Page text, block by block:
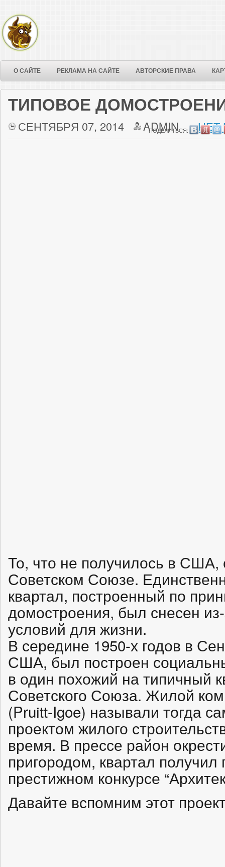
О САЙТЕ РЕКЛАМА НА САЙТЕ АВТОРСКИЕ ПРАВА
ТИПОВОЕ
СЕНТЯБРЯ 07, 2014 ADMIN НЕТ
ПОДЕЛИТЬСЯ:
То, что не получилось в США,
Советском Союзе.
квартал, построенный по
домостроения, был снесен
условий для жизни.
В середине 1950-х годов в
США, был построен
в один похожий на типичный
Советского Союза. Жилой
(Pruitt-Igoe) называли тогда
проектом жилого
время. В прессе район
пригородом, квартал
престижном конкурсе
Давайте вспомним этот